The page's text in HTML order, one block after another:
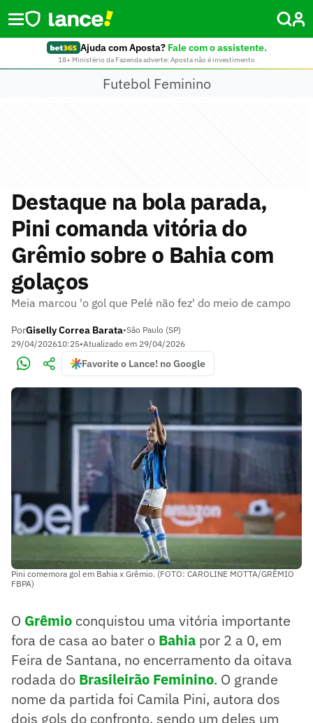
Ajuda com Aposta? Fale com o assistente.
18+ Ministério da Fazenda adverte: Aposta não é investimento
Futebol Feminino
Destaque na bola parada,
Pini comanda vitória do
Grêmio sobre o Bahia com
golaços
Meia marcou 'o gol que Pelé não fez' do meio de campo
PorGiselly Correa Barata•São Paulo (SP)
29/04/202610:25•Atualizado em 29/04/2026
Favorite o Lance! no Google
Pini comemora gol em Bahia x Grêmio. (FOTO: CAROLINE MOTTA/GRÊMIO
FBPA)
O Grêmio conquistou uma vitória importante
fora de casa ao bater o Bahia por 2 a 0, em
Feira de Santana, no encerramento da oitava
rodada do Brasileirão Feminino. O grande
nome da partida foi Camila Pini, autora dos
dois gols do confronto, sendo um deles um